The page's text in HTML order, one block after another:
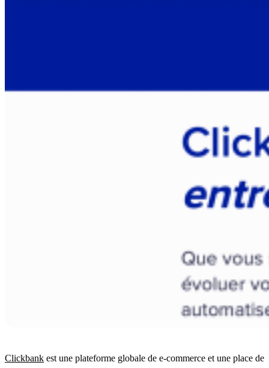
Clickbank est une plateforme globale de e-commerce et une place de